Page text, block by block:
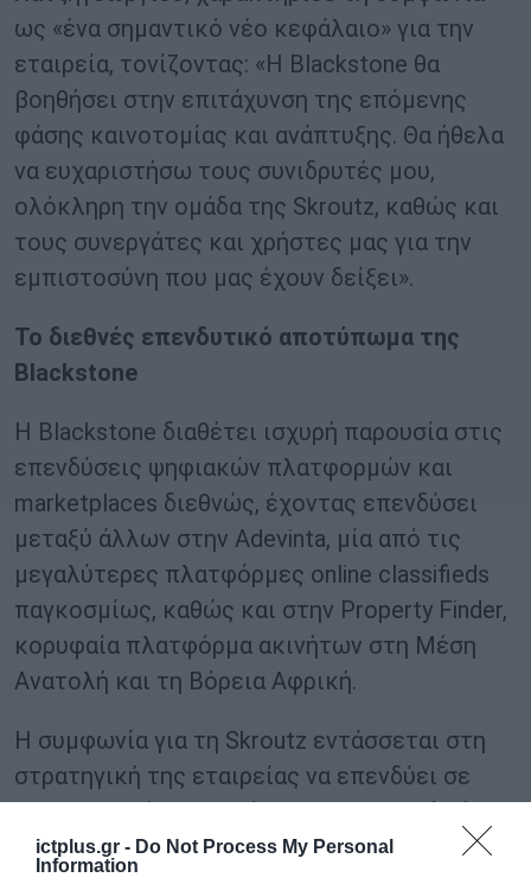
ictplus.gr - Do Not Process My Personal
Information
ως «ένα σημαντικό νέο κεφάλαιο» για την
εταιρεία, τονίζοντας: «Η Blackstone θα
βοηθήσει στην επιτάχυνση της επόμενης
φάσης καινοτομίας και ανάπτυξης. Θα ήθελα
να ευχαριστήσω τους συνιδρυτές μου,
ολόκληρη την ομάδα της Skroutz, καθώς και
τους συνεργάτες και χρήστες μας για την
εμπιστοσύνη που μας έχουν δείξει».
Το διεθνές επενδυτικό αποτύπωμα της
Blackstone
Η Blackstone διαθέτει ισχυρή παρουσία στις
επενδύσεις ψηφιακών πλατφορμών και
marketplaces διεθνώς, έχοντας επενδύσει
μεταξύ άλλων στην Adevinta, μία από τις
μεγαλύτερες πλατφόρμες online classifieds
παγκοσμίως, καθώς και στην Property Finder,
κορυφαία πλατφόρμα ακινήτων στη Μέση
Ανατολή και τη Βόρεια Αφρική.
Η συμφωνία για τη Skroutz εντάσσεται στη
στρατηγική της εταιρείας να επενδύει σε
στις αγορές τους και ισχυρές